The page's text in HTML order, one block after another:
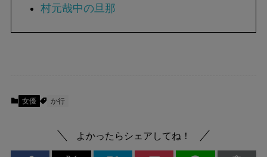
村元哉中の旦那
女優 か行
よかったらシェアしてね！